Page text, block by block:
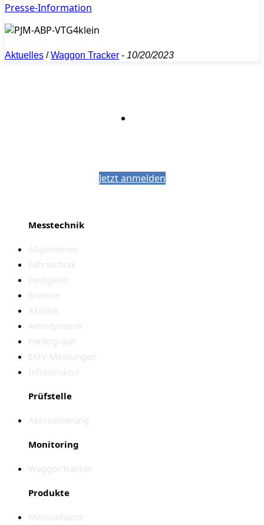
Presse-Information
Aktuelles /Waggon Tracker - 10/20/2023
Jetzt anmelden
Messtechnik
Allgemeines
Fahrtechnik
Festigkeit
Bremse
Akustik
Aerodynamik
Pantograph
EMV-Messungen
Infrastruktur
Prüfstelle
Akkreditierung
Monitoring
WaggonTracker
Produkte
Messradsätze